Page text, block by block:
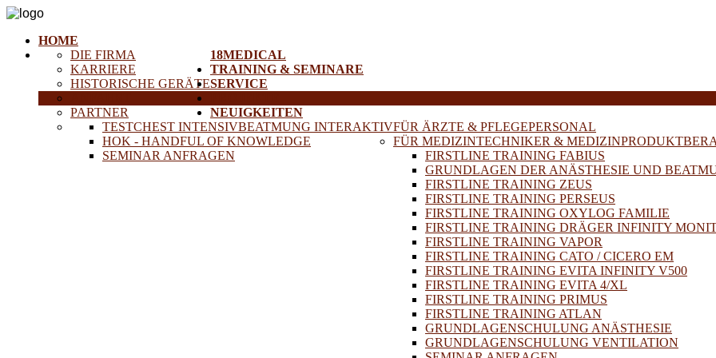
HOME
18MEDICAL
DIE FIRMA
KARRIERE
HISTORISCHE GERÄTE
PARTNER
TRAINING & SEMINARE
FÜR ÄRZTE & PFLEGEPERSONAL
TESTCHEST INTENSIVBEATMUNG INTERAKTIV
HOK - HANDFUL OF KNOWLEDGE
SEMINAR ANFRAGEN
FÜR MEDIZINTECHNIKER &
FIRSTLINE TRAINING FABIUS
GRUNDLAGEN DER ANÄSTHESIE UND
FIRSTLINE TRAINING ZEUS
FIRSTLINE TRAINING PERSEUS
FIRSTLINE TRAINING OXYLOG FAMILIE
FIRSTLINE TRAINING DRÄGER INFINITY
FIRSTLINE TRAINING VAPOR
FIRSTLINE TRAINING CATO / CICERO EM
FIRSTLINE TRAINING EVITA INFINITY V500
FIRSTLINE TRAINING EVITA 4/XL
FIRSTLINE TRAINING PRIMUS
FIRSTLINE TRAINING ATLAN
GRUNDLAGENSCHULUNG ANÄSTHESIE
GRUNDLAGENSCHULUNG VENTILATION
SERVICE
NEUIGKEITEN